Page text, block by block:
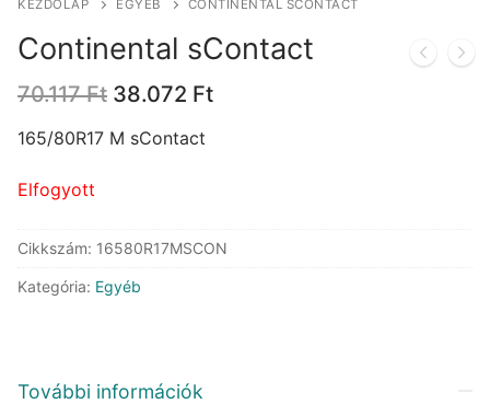
KEZDŐLAP EGYÉB CONTINENTAL SCONTACT
Continental sContact
70.117Ft Original
was:
38.072 FtCurrent
165/80R17 M sContact
Elfogyott
Cikkszám: 16580R17MSCON
Kategória: Egyéb
További információk